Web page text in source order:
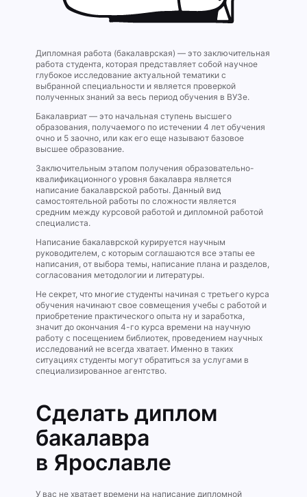
Дипломная работа (бакалаврская) — это заключительная
работа студента, которая представляет собой научное
глубокое исследование актуальной тематики с
выбранной специальности и является проверкой
полученных знаний за весь период обучения в ВУЗе.
Бакалавриат — это начальная ступень высшего
образования, получаемого по истечении 4 лет обучения
очно и 5 заочно, или как его еще называют базовое
высшее образование.
Заключительным этапом получения образовательно-
квалификационного уровня бакалавра является
написание бакалаврской работы. Данный вид
самостоятельной работы по сложности является
средним между курсовой работой и дипломной работой
специалиста.
Написание бакалаврской курируется научным
руководителем, с которым соглашаются все этапы ее
написания, от выбора темы, написание плана и разделов,
согласования методологии и литературы.
Не секрет, что многие студенты начиная с третьего курса
обучения начинают свое совмещения учебы с работой и
приобретение практического опыта ну и заработка,
значит до окончания 4-го курса времени на научную
работу с посещением библиотек, проведением научных
исследований не всегда хватает. Именно в таких
ситуациях студенты могут обратиться за услугами в
специализированное агентство.
Сделать диплом
бакалавра
в Ярославле
У вас не хватает времени на написание дипломной